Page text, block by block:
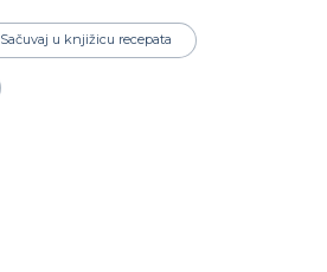
Sačuvaj u knjižicu recepata